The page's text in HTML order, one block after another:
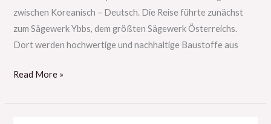
zwischen Koreanisch – Deutsch. Die Reise führte zunächst
zum Sägewerk Ybbs, dem größten Sägewerk Österreichs.
Dort werden hochwertige und nachhaltige Baustoffe aus
Read More »